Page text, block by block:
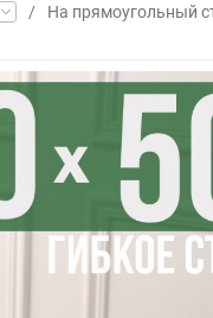
/ На прямоугольный